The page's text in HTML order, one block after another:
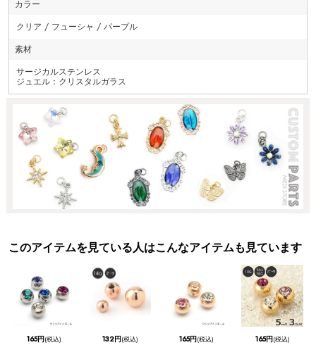
カラー
クリア / フューシャ / パープル
素材
サージカルステンレス
ジュエル：クリスタルガラス
このアイテムを見ている人はこんなアイテムも見ています
165円(税込) 132円(税込) 165円(税込) 165円(税込)